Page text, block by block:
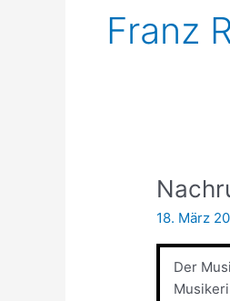
Franz
18. März
Der